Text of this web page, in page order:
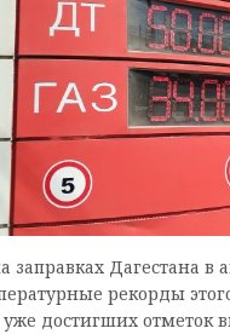
заправках Дагестана в
рекорды
уже достигших отметок